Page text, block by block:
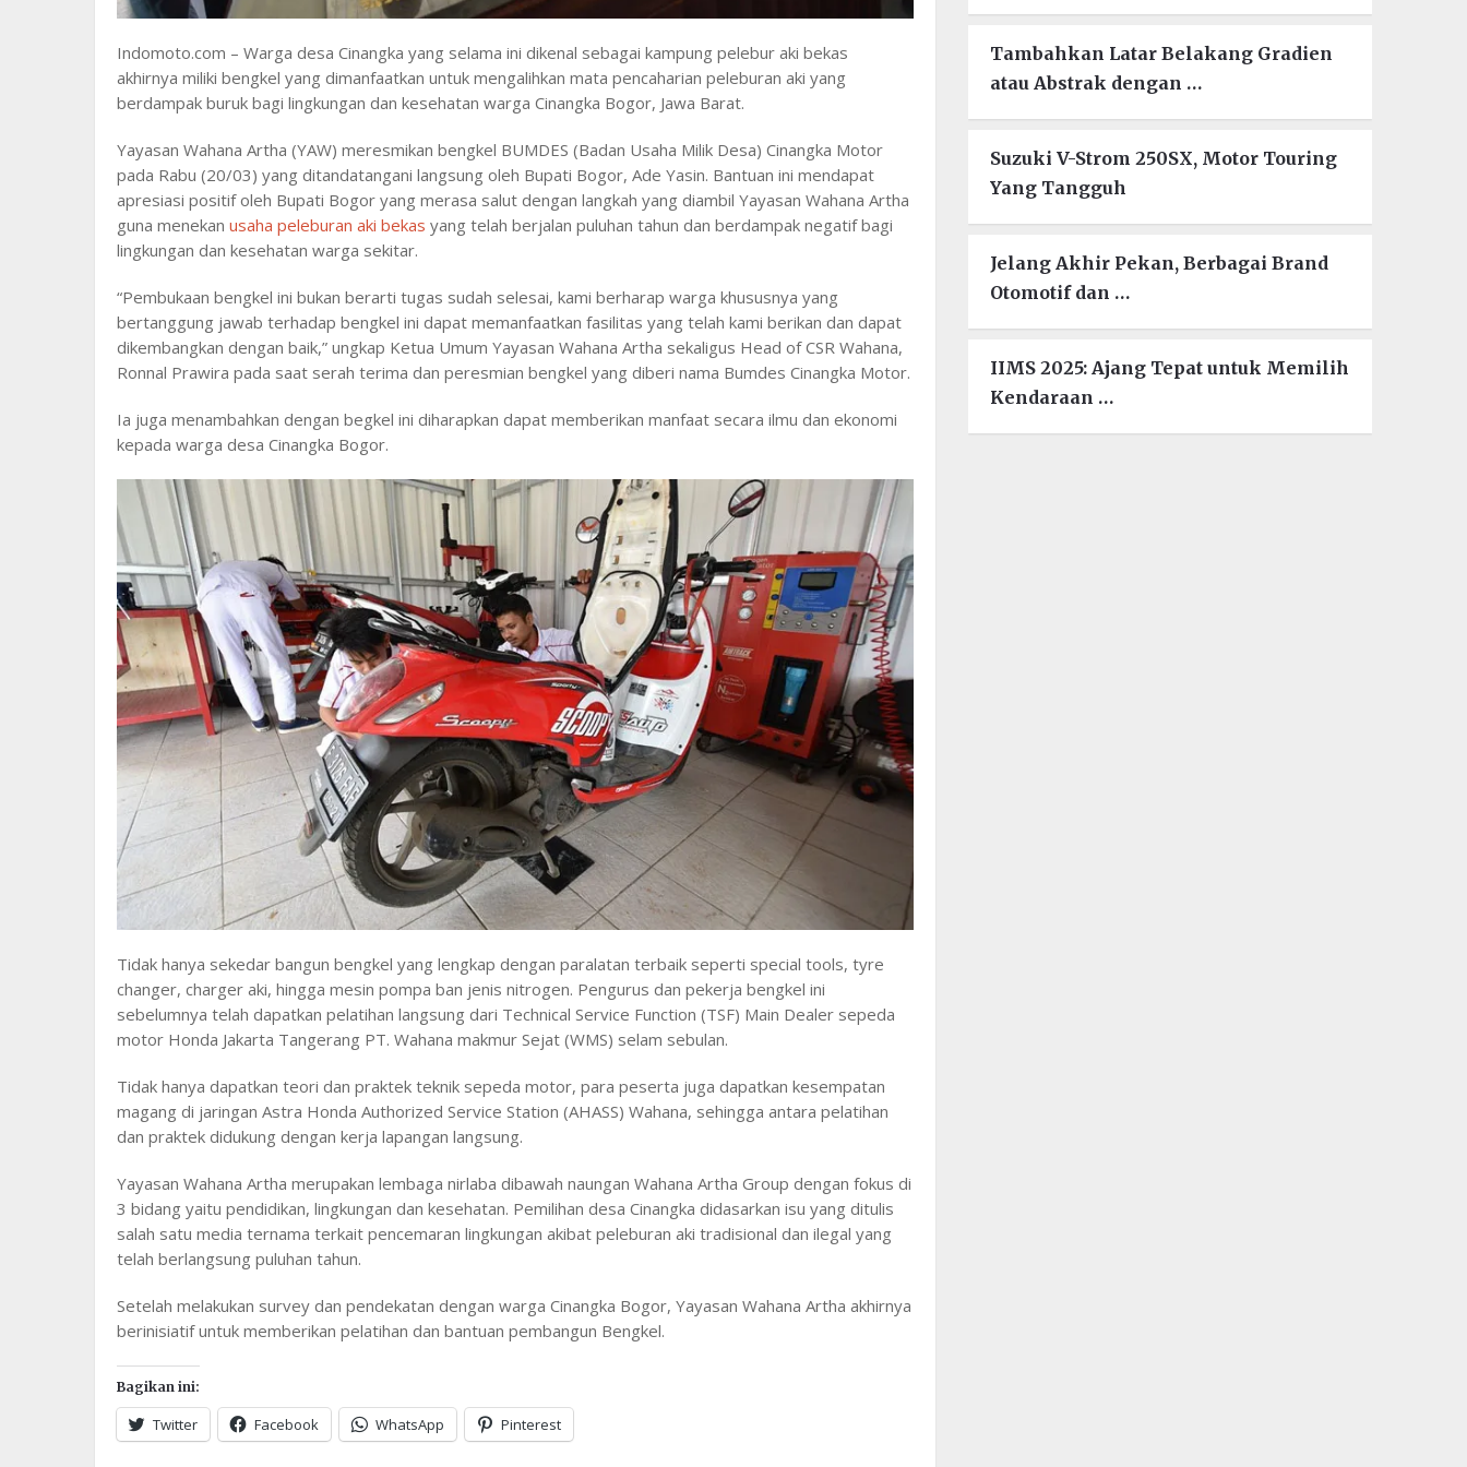
Indomoto.com – Warga desa Cinangka yang selama ini dikenal sebagai kampung pelebur aki bekas
akhirnya miliki bengkel yang dimanfaatkan untuk mengalihkan mata pencaharian peleburan aki yang
berdampak buruk bagi lingkungan dan kesehatan warga Cinangka Bogor, Jawa Barat.
Yayasan Wahana Artha (YAW) meresmikan bengkel BUMDES (Badan Usaha Milik Desa) Cinangka Motor
pada Rabu (20/03) yang ditandatangani langsung oleh Bupati Bogor, Ade Yasin. Bantuan ini mendapat
apresiasi positif oleh Bupati Bogor yang merasa salut dengan langkah yang diambil Yayasan Wahana Artha
guna menekan usaha peleburan aki bekas yang telah berjalan puluhan tahun dan berdampak negatif bagi
lingkungan dan kesehatan warga sekitar.
“Pembukaan bengkel ini bukan berarti tugas sudah selesai, kami berharap warga khususnya yang
bertanggung jawab terhadap bengkel ini dapat memanfaatkan fasilitas yang telah kami berikan dan dapat
dikembangkan dengan baik,” ungkap Ketua Umum Yayasan Wahana Artha sekaligus Head of CSR Wahana,
Ronnal Prawira pada saat serah terima dan peresmian bengkel yang diberi nama Bumdes Cinangka Motor.
Ia juga menambahkan dengan begkel ini diharapkan dapat memberikan manfaat secara ilmu dan ekonomi
kepada warga desa Cinangka Bogor.
Tidak hanya sekedar bangun bengkel yang lengkap dengan paralatan terbaik seperti special tools, tyre
changer, charger aki, hingga mesin pompa ban jenis nitrogen. Pengurus dan pekerja bengkel ini
sebelumnya telah dapatkan pelatihan langsung dari Technical Service Function (TSF) Main Dealer sepeda
motor Honda Jakarta Tangerang PT. Wahana makmur Sejat (WMS) selam sebulan.
Tidak hanya dapatkan teori dan praktek teknik sepeda motor, para peserta juga dapatkan kesempatan
magang di jaringan Astra Honda Authorized Service Station (AHASS) Wahana, sehingga antara pelatihan
dan praktek didukung dengan kerja lapangan langsung.
Yayasan Wahana Artha merupakan lembaga nirlaba dibawah naungan Wahana Artha Group dengan fokus di
3 bidang yaitu pendidikan, lingkungan dan kesehatan. Pemilihan desa Cinangka didasarkan isu yang ditulis
salah satu media ternama terkait pencemaran lingkungan akibat peleburan aki tradisional dan ilegal yang
telah berlangsung puluhan tahun.
Setelah melakukan survey dan pendekatan dengan warga Cinangka Bogor, Yayasan Wahana Artha akhirnya
berinisiatif untuk memberikan pelatihan dan bantuan pembangun Bengkel.
Bagikan ini:
Twitter Facebook WhatsApp Pinterest
Tambahkan Latar Belakang Gradien
atau Abstrak dengan …
Suzuki V-Strom 250SX, Motor Touring
Yang Tangguh
Jelang Akhir Pekan, Berbagai Brand
Otomotif dan …
IIMS 2025: Ajang Tepat untuk Memilih
Kendaraan …